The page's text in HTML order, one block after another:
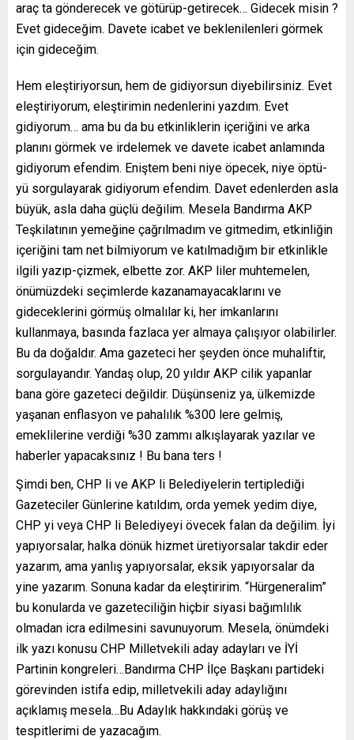
araç ta gönderecek ve götürüp-getirecek… Gidecek misin ?
Evet gideceğim. Davete icabet ve beklenilenleri görmek
için gideceğim.
Hem eleştiriyorsun, hem de gidiyorsun diyebilirsiniz. Evet
eleştiriyorum, eleştirimin nedenlerini yazdım. Evet
gidiyorum… ama bu da bu etkinliklerin içeriğini ve arka
planını görmek ve irdelemek ve davete icabet anlamında
gidiyorum efendim. Eniştem beni niye öpecek, niye öptü-
yü sorgulayarak gidiyorum efendim. Davet edenlerden asla
büyük, asla daha güçlü değilim. Mesela Bandırma AKP
Teşkilatının yemeğine çağrılmadım ve gitmedim, etkinliğin
içeriğini tam net bilmiyorum ve katılmadığım bir etkinlikle
ilgili yazıp-çizmek, elbette zor. AKP liler muhtemelen,
önümüzdeki seçimlerde kazanamayacaklarını ve
gideceklerini görmüş olmalılar ki, her imkanlarını
kullanmaya, basında fazlaca yer almaya çalışıyor olabilirler.
Bu da doğaldır. Ama gazeteci her şeyden önce muhaliftir,
sorgulayandır. Yandaş olup, 20 yıldır AKP cilik yapanlar
bana göre gazeteci değildir. Düşünseniz ya, ülkemizde
yaşanan enflasyon ve pahalılık %300 lere gelmiş,
emeklilerine verdiği %30 zammı alkışlayarak yazılar ve
haberler yapacaksınız ! Bu bana ters !
Şimdi ben, CHP li ve AKP li Belediyelerin tertiplediği
Gazeteciler Günlerine katıldım, orda yemek yedim diye,
CHP yi veya CHP li Belediyeyi övecek falan da değilim. İyi
yapıyorsalar, halka dönük hizmet üretiyorsalar takdir eder
yazarım, ama yanlış yapıyorsalar, eksik yapıyorsalar da
yine yazarım. Sonuna kadar da eleştiririm. “Hürgeneralim”
bu konularda ve gazeteciliğin hiçbir siyasi bağımlılık
olmadan icra edilmesini savunuyorum. Mesela, önümdeki
ilk yazı konusu CHP Milletvekili aday adayları ve İYİ
Partinin kongreleri…Bandırma CHP İlçe Başkanı partideki
görevinden istifa edip, milletvekili aday adaylığını
açıklamış mesela…Bu Adaylık hakkındaki görüş ve
tespitlerimi de yazacağım.